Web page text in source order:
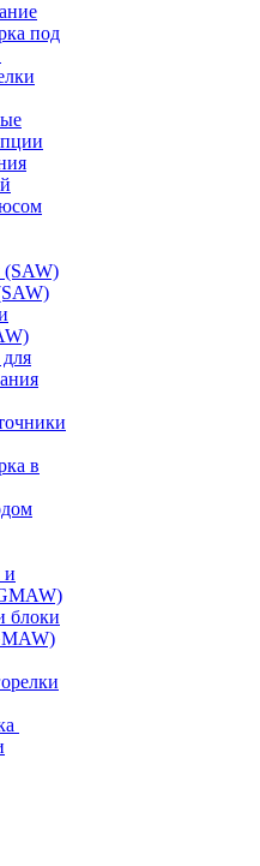
под
(SAW)
в
и
блоки